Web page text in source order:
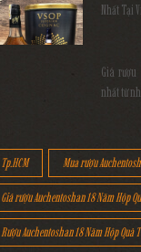
Nhất Tại
Giá
nhất từ
Tp.HCM Mua rượu
Giá rượu Auchentoshan 18 Năm Hộp
Rượu Auchentoshan 18 Năm Hộp Quà